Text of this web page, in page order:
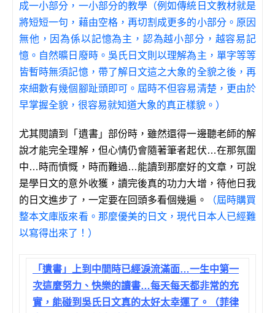
成一小部分，一小部分的教學（例如傳統日文教材就是
將短短一句，藉由空格，再切割成更多的小部分。原因
無他，因為係以記憶為主，認為越小部分，越容易記
憶。自然曠日廢時。吳氏日文則以理解為主，單字等等
皆暫時無須記憶，帶了解日文這之大象的全貌之後，再
來細數有幾個腳趾頭即可。屆時不但容易清楚，更由於
早掌握全貌，很容易就知道大象的真正樣貌。）
尤其閱讀到「遺書」部份時，雖然還得一邊聽老師的解
說才能完全理解，但心情仍會隨著筆者起伏…在那氛圍
中…時而憤慨，時而難過…能讀到那麼好的文章，可說
是學日文的意外收獲，讀完後真的功力大增，待他日我
的日文進步了，一定要在回頭多看個幾遍。
（屆時購買
整本文庫版來看。那麼優美的日文，現代日本人已經難
以寫得出來了！）
「遺書」上到中間時已經淚流滿面…一生中第一
次這麼努力、快樂的讀書…每天每天都非常的充
實，能碰到吳氏日文真的太好太幸運了。（菲律